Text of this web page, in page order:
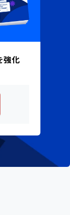
強化